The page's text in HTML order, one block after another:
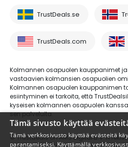
TrustDeals.se
TrustDeals.com
Kolmannen osapuolen kauppanimet
vastaavien kolmansien osapuolien
Kolmannen osapuolen kauppanimen
esiintyminen ei tarkoita, että
kyseisen kolmannen osapuolen
sen palveluita.
© Trustdeals on AMS Digital B.V.:n
Tämä sivusto käyttää
Tämä verkkosivusto käyttää evästeitä
parantamiseksi. Käyttämällä